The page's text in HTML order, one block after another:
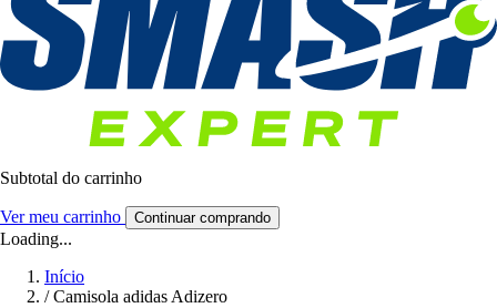
Subtotal do carrinho
Ver meu carrinho Continuar comprando
Loading...
Início
/ Camisola adidas Adizero